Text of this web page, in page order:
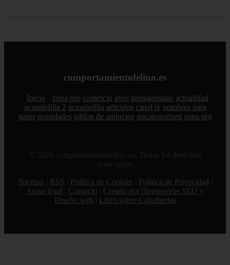
comportamientofelino.es
Inicio zona pro comercio aves protagonistas actualidad
acuariofilia 2 acuariofilia articulos canal tv nombres para
gatos novedades tablon de anuncios uncategorized zona pro
© 2026 comportamientofelino.es. Todos los derechos
reservados.
Sitemap
RSS Política de Cookies Política de Privacidad
Aviso legal
Contacto
Creado por 0lemiswebs SEO y
Diseño web
Libro sobre Cabañuelas